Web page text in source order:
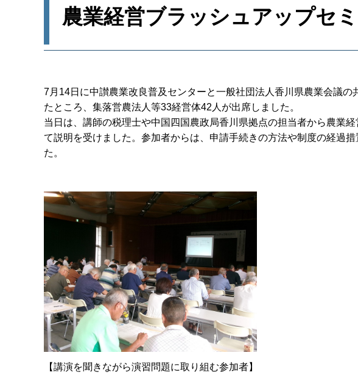
農業経営ブラッシュアップセ
7月14日に中讃農業改良普及センターと一般社団法人香川県農業会議
たところ、集落営農法人等33経営体42人が出席しました。
当日は、講師の税理士や中国四国農政局香川県拠点の担当者から農業
て説明を受けました。参加者からは、申請手続きの方法や制度の経過
た。
【講演を聞きながら演習問題に取り組む参加者】